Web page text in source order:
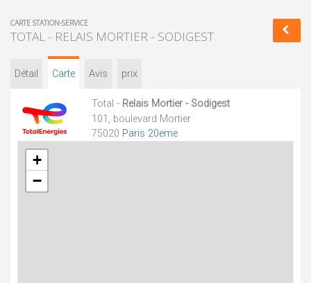
CARTE STATION-SERVICE
TOTAL - RELAIS MORTIER - SODIGEST
Détail Carte Avis prix
Total - Relais Mortier - Sodigest
101, boulevard Mortier
75020 Paris 20eme
+
−